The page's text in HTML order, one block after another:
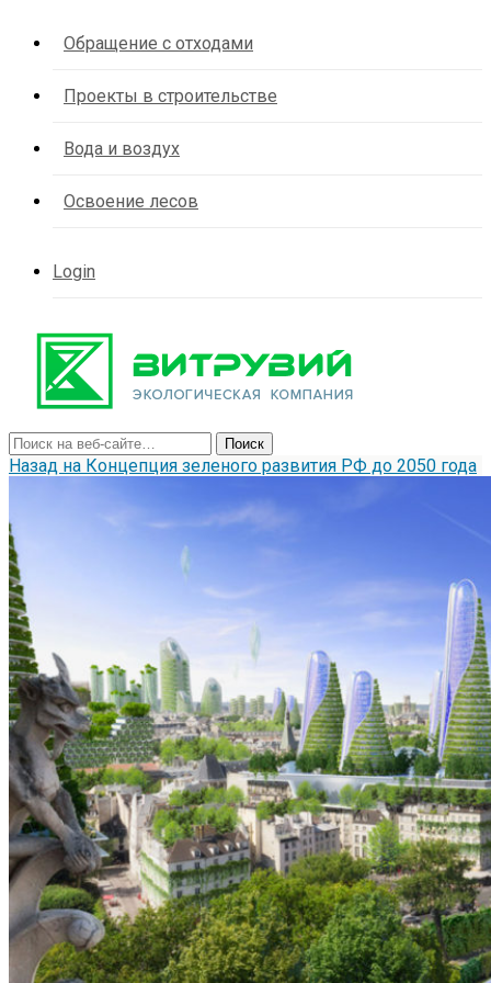
Обращение с отходами
Проекты в строительстве
Вода и воздух
Освоение лесов
Login
Назад на Концепция зеленого развития РФ до 2050 года